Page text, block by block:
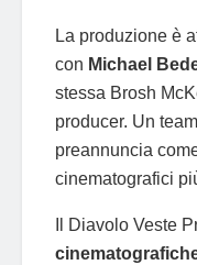
La produzione è
con Michael
stessa Brosh
producer. Un
preannuncia
cinematografici
Il Diavolo Veste